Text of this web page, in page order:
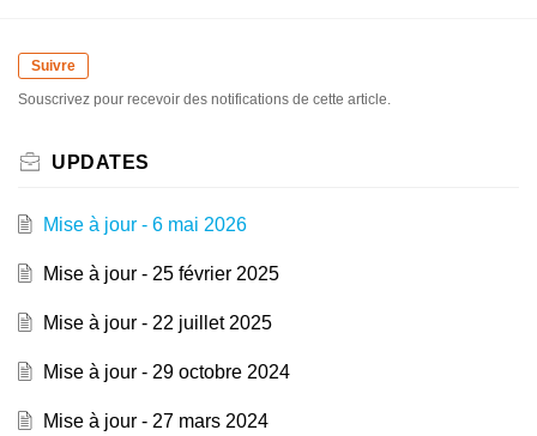
Suivre
Souscrivez pour recevoir des notifications de cette article.
UPDATES
Mise à jour - 6 mai 2026
Mise à jour - 25 février 2025
Mise à jour - 22 juillet 2025
Mise à jour - 29 octobre 2024
Mise à jour - 27 mars 2024